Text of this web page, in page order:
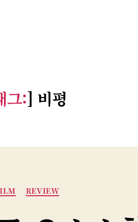
그:] 비평
카
테
REVIEW